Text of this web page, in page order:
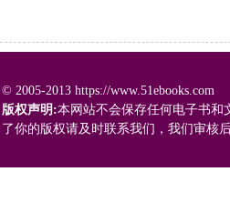
© 2005-2013 https://www.51ebooks.com
版权声明:本网站不会保存任何电子书和
了你的版权请及时联系我们，我们审核